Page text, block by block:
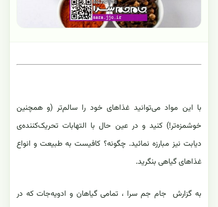
با این مواد می‌توانید غذاهای خود را سالم‌تر (و همچنین
خوشمزه‌تر!) کنید و در عین حال با التهابات تحریک‌کننده‌ی
دیابت نیز مبارزه نمائید. چگونه؟ کافیست به طبیعت و انواع
غذاهای گیاهی بنگرید.
به گزارش جام جم سرا ، تمامی گیاهان و ادویه‌جات که در